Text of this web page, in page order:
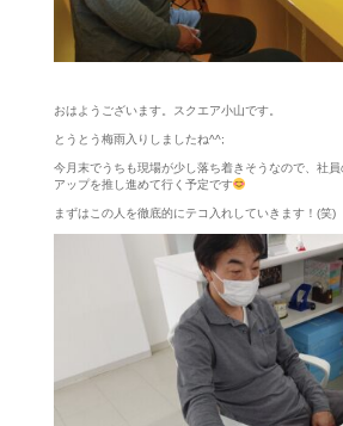
おはようございます。スクエア小山です。
とうとう梅雨入りしましたね^^;
今月末でうちも現場が少し落ち着きそうなので、社
アップを推し進めて行く予定です
まずはこの人を徹底的にテコ入れしていきます！(笑)